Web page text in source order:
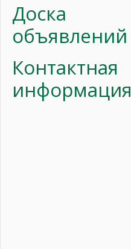
Доска
объявлений
Контактная
информация